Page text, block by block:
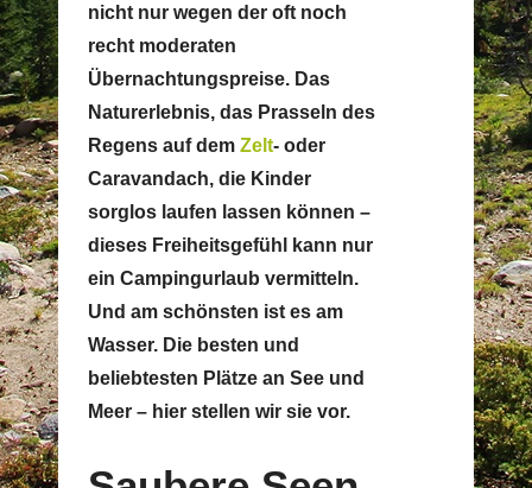
nicht nur wegen der oft noch
recht moderaten
Übernachtungspreise. Das
Naturerlebnis, das Prasseln des
Regens auf dem Zelt- oder
Caravandach, die Kinder
sorglos laufen lassen können –
dieses Freiheitsgefühl kann nur
ein Campingurlaub vermitteln.
Und am schönsten ist es am
Wasser. Die besten und
beliebtesten Plätze an See und
Meer – hier stellen wir sie vor.